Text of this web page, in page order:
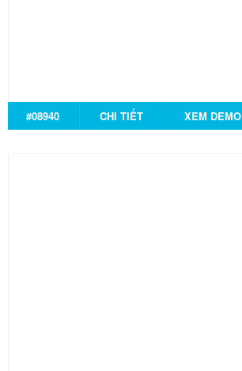
#08940 CHI TIẾT XEM DEMO